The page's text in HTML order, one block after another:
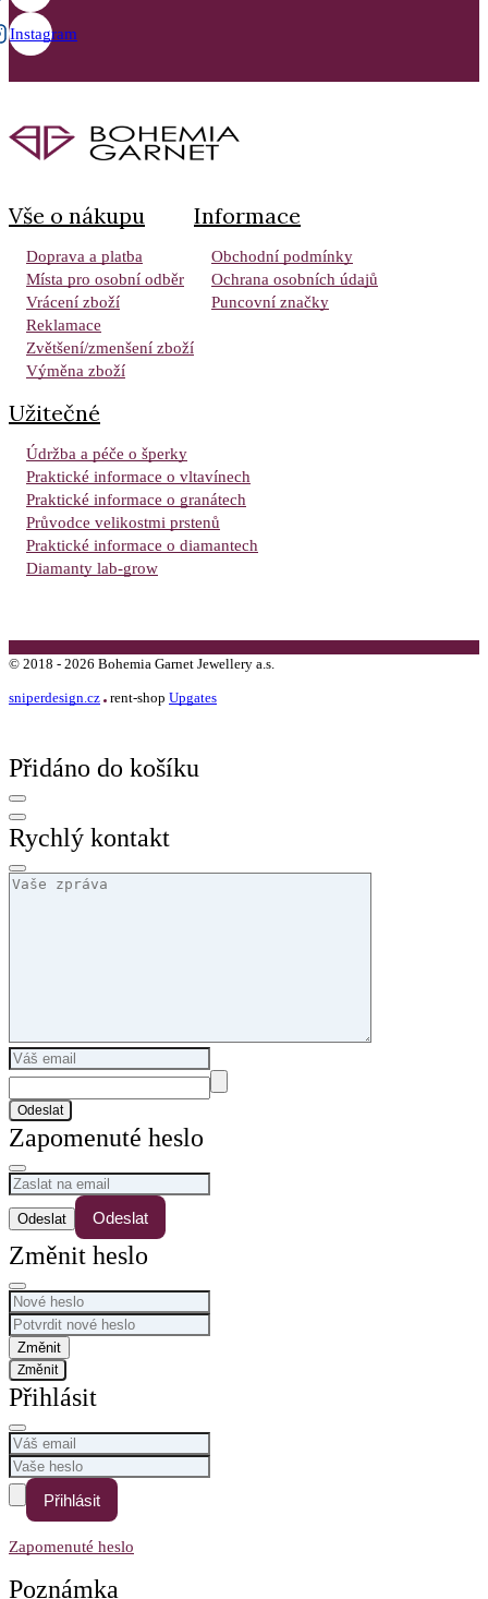
Instagram
Vše o nákupu
Doprava a platba
Místa pro osobní odběr
Vrácení zboží
Reklamace
Zvětšení/zmenšení zboží
Výměna zboží
Informace
Obchodní podmínky
Ochrana osobních údajů
Puncovní značky
Užitečné
Údržba a péče o šperky
Praktické informace o vltavínech
Praktické informace o granátech
Průvodce velikostmi prstenů
Praktické informace o diamantech
Diamanty lab-grow
© 2018 - 2026 Bohemia Garnet Jewellery a.s.
sniperdesign.cz rent-shop Upgates
Přidáno do košíku
Rychlý kontakt
Odeslat
Zapomenuté heslo
Odeslat
Změnit heslo
Změnit
Přihlásit
Přihlásit
Zapomenuté heslo
Poznámka